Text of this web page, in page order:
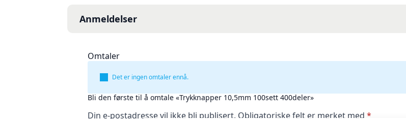
Anmeldelser
Omtaler
Det er ingen omtaler ennå.
Bli den første til å omtale «Trykknapper 10,5mm 100sett 400deler»
Din e-postadresse vil ikke bli publisert. Obligatoriske felt er merket med *